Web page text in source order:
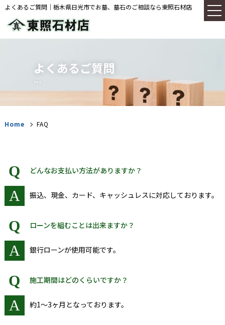
よくあるご質問｜栃木県日光市でお墓、墓石のご相談なら東照石材店
よくあるご質問
FAQ
Home FAQ
Q どんなお支払い方法がありますか？
A 振込、現金、カード、キャッシュレスに対応しております。
Q ローンを組むことは出来ますか？
A 銀行ローンが使用可能です。
Q 施工期間はどのくらいですか？
A 約1～3ヶ月となっております。